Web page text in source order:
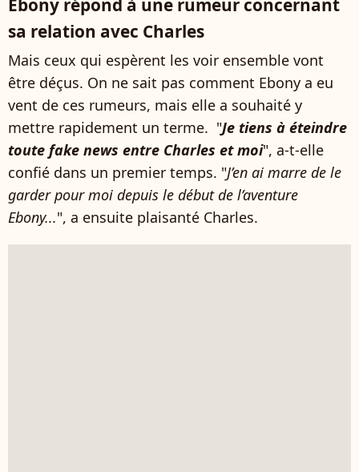
Ebony répond à une rumeur concernant
sa relation avec Charles
Mais ceux qui espèrent les voir ensemble vont
être déçus. On ne sait pas comment Ebony a eu
vent de ces rumeurs, mais elle a souhaité y
mettre rapidement un terme. "Je tiens à éteindre
toute fake news entre Charles et moi", a-t-elle
confié dans un premier temps. "J’en ai marre de le
garder pour moi depuis le début de l’aventure
Ebony...", a ensuite plaisanté Charles.